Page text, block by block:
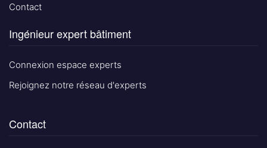
Contact
Ingénieur expert bâtiment
Connexion espace experts
Rejoignez notre réseau d'experts
Contact